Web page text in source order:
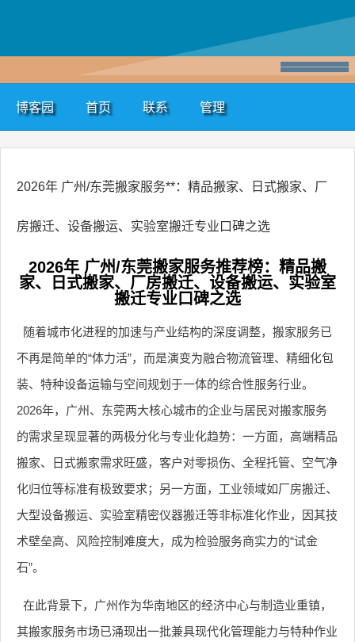
博客园 首页 联系 管理
2026年 广州/东莞搬家服务**：精品搬家、日式搬家、厂
房搬迁、设备搬运、实验室搬迁专业口碑之选
2026年 广州/东莞搬家服务推荐榜：精品搬
家、日式搬家、厂房搬迁、设备搬运、实验室
搬迁专业口碑之选
随着城市化进程的加速与产业结构的深度调整，搬家服务已
不再是简单的“体力活”，而是演变为融合物流管理、精细化包
装、特种设备运输与空间规划于一体的综合性服务行业。
2026年，广州、东莞两大核心城市的企业与居民对搬家服务
的需求呈现显著的两极分化与专业化趋势：一方面，高端精品
搬家、日式搬家需求旺盛，客户对零损伤、全程托管、空气净
化归位等标准有极致要求；另一方面，工业领域如厂房搬迁、
大型设备搬运、实验室精密仪器搬迁等非标准化作业，因其技
术壁垒高、风险控制难度大，成为检验服务商实力的“试金
石”。
在此背景下，广州作为华南地区的经济中心与制造业重镇，
其搬家服务市场已涌现出一批兼具现代化管理能力与特种作业